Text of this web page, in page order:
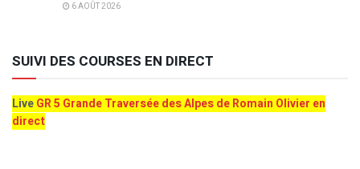
6 AOÛT 2026
SUIVI DES COURSES EN DIRECT
LiveGR 5 Grande Traversée des Alpes de Romain Olivier en
direct